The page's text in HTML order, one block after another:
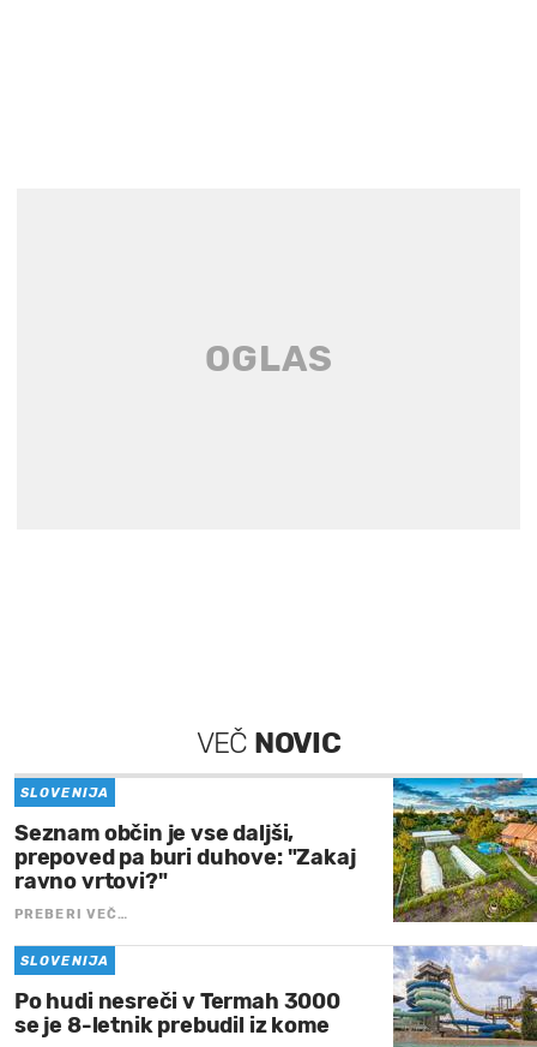
VEČ NOVIC
SLOVENIJA
Seznam občin je vse daljši,
prepoved pa buri duhove: "Zakaj
ravno vrtovi?"
PREBERI VEČ…
SLOVENIJA
Po hudi nesreči v Termah 3000
se je 8-letnik prebudil iz kome